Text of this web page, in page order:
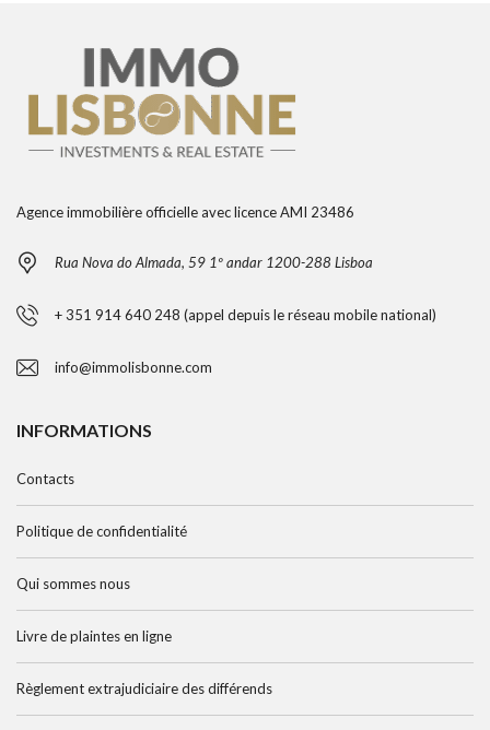
Agence immobilière officielle avec licence AMI 23486
Rua Nova do Almada, 59 1º andar 1200-288 Lisboa
+ 351 914 640 248 (appel depuis le réseau mobile national)
info@immolisbonne.com
INFORMATIONS
Contacts
Politique de confidentialité
Qui sommes nous
Livre de plaintes en ligne
Règlement extrajudiciaire des différends